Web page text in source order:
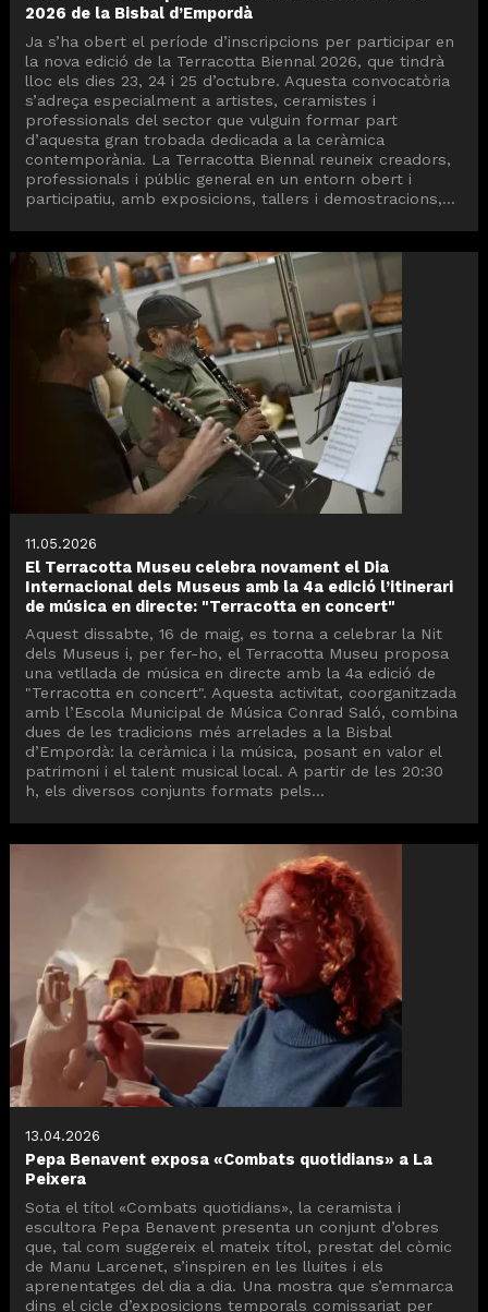
2026 de la Bisbal d’Empordà
Ja s’ha obert el període d’inscripcions per participar en
la nova edició de la Terracotta Biennal 2026, que tindrà
lloc els dies 23, 24 i 25 d’octubre. Aquesta convocatòria
s’adreça especialment a artistes, ceramistes i
professionals del sector que vulguin formar part
d’aquesta gran trobada dedicada a la ceràmica
contemporània. La Terracotta Biennal reuneix creadors,
professionals i públic general en un entorn obert i
participatiu, amb exposicions, tallers i demostracions,...
11.05.2026
El Terracotta Museu celebra novament el Dia
Internacional dels Museus amb la 4a edició l’itinerari
de música en directe: "Terracotta en concert"
Aquest dissabte, 16 de maig, es torna a celebrar la Nit
dels Museus i, per fer-ho, el Terracotta Museu proposa
una vetllada de música en directe amb la 4a edició de
"Terracotta en concert". Aquesta activitat, coorganitzada
amb l’Escola Municipal de Música Conrad Saló, combina
dues de les tradicions més arrelades a la Bisbal
d’Empordà: la ceràmica i la música, posant en valor el
patrimoni i el talent musical local. A partir de les 20:30
h, els diversos conjunts formats pels...
13.04.2026
Pepa Benavent exposa «Combats quotidians» a La
Peixera
Sota el títol «Combats quotidians», la ceramista i
escultora Pepa Benavent presenta un conjunt d’obres
que, tal com suggereix el mateix títol, prestat del còmic
de Manu Larcenet, s’inspiren en les lluites i els
aprenentatges del dia a dia. Una mostra que s’emmarca
dins el cicle d’exposicions temporals comissariat per